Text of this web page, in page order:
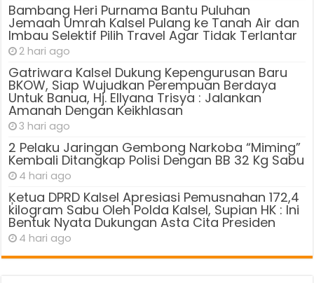
Bambang Heri Purnama Bantu Puluhan
Jemaah Umrah Kalsel Pulang ke Tanah Air dan
Imbau Selektif Pilih Travel Agar Tidak Terlantar
2 hari ago
Gatriwara Kalsel Dukung Kepengurusan Baru
BKOW, Siap Wujudkan Perempuan Berdaya
Untuk Banua, Hj. Ellyana Trisya : Jalankan
Amanah Dengan Keikhlasan
3 hari ago
2 Pelaku Jaringan Gembong Narkoba “Miming”
Kembali Ditangkap Polisi Dengan BB 32 Kg Sabu
4 hari ago
Ķetua DPRD Kalsel Apresiasi Pemusnahan 172,4
kilogram Sabu Oleh Polda Kalsel, Supian HK : Ini
Bentuk Nyata Dukungan Asta Cita Presiden
4 hari ago